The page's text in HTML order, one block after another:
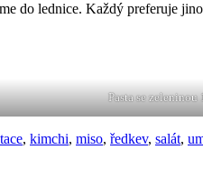
do lednice. Každý preferuje
Pasta se zeleninou
, kimchi, miso, ředkev, salát,